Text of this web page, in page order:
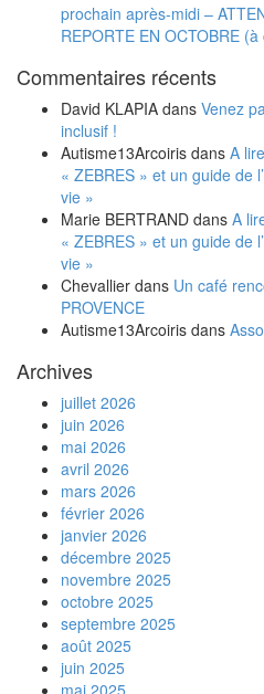
prochain après-midi –
REPORTE EN OCTOBRE
Commentaires récents
David KLAPIA dans Venez
inclusif !
Autisme13Arcoiris dans A
« ZEBRES » et un guide de
vie »
Marie BERTRAND dans A
« ZEBRES » et un guide de
vie »
Chevallier dans Un café
PROVENCE
Autisme13Arcoiris dans
Archives
juillet 2026
juin 2026
mai 2026
avril 2026
mars 2026
février 2026
janvier 2026
décembre 2025
novembre 2025
octobre 2025
septembre 2025
août 2025
juin 2025
mai 2025